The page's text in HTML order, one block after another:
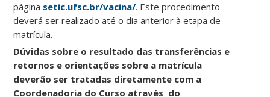
página setic.ufsc.br/vacina/. Este procedimento
deverá ser realizado até o dia anterior à etapa de
matrícula.
Dúvidas sobre o resultado das transferências e
retornos e orientações sobre a matrícula
deverão ser tratadas diretamente com a
Coordenadoria do Curso através do